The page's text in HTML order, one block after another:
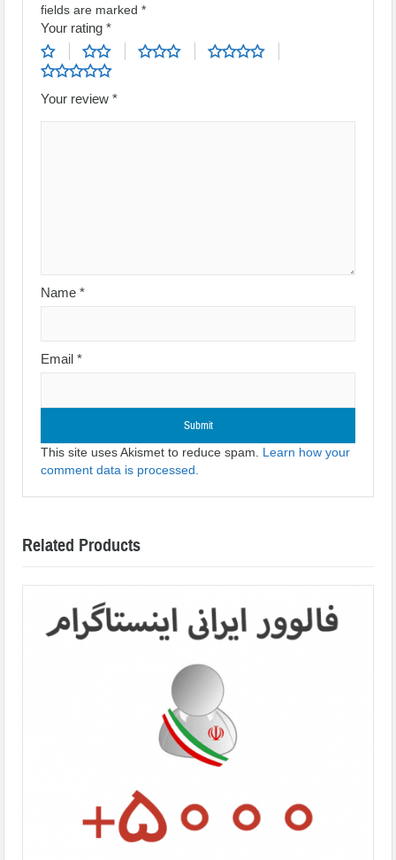
fields are marked*
Your rating*
Your review*
Name*
Email*
This site uses Akismet to reduce spam. Learn how your
comment data is processed.
Related Products